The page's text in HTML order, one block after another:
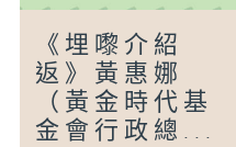
《埋嚟介紹
返》黃惠娜
（黃金時代基
金會行政總...